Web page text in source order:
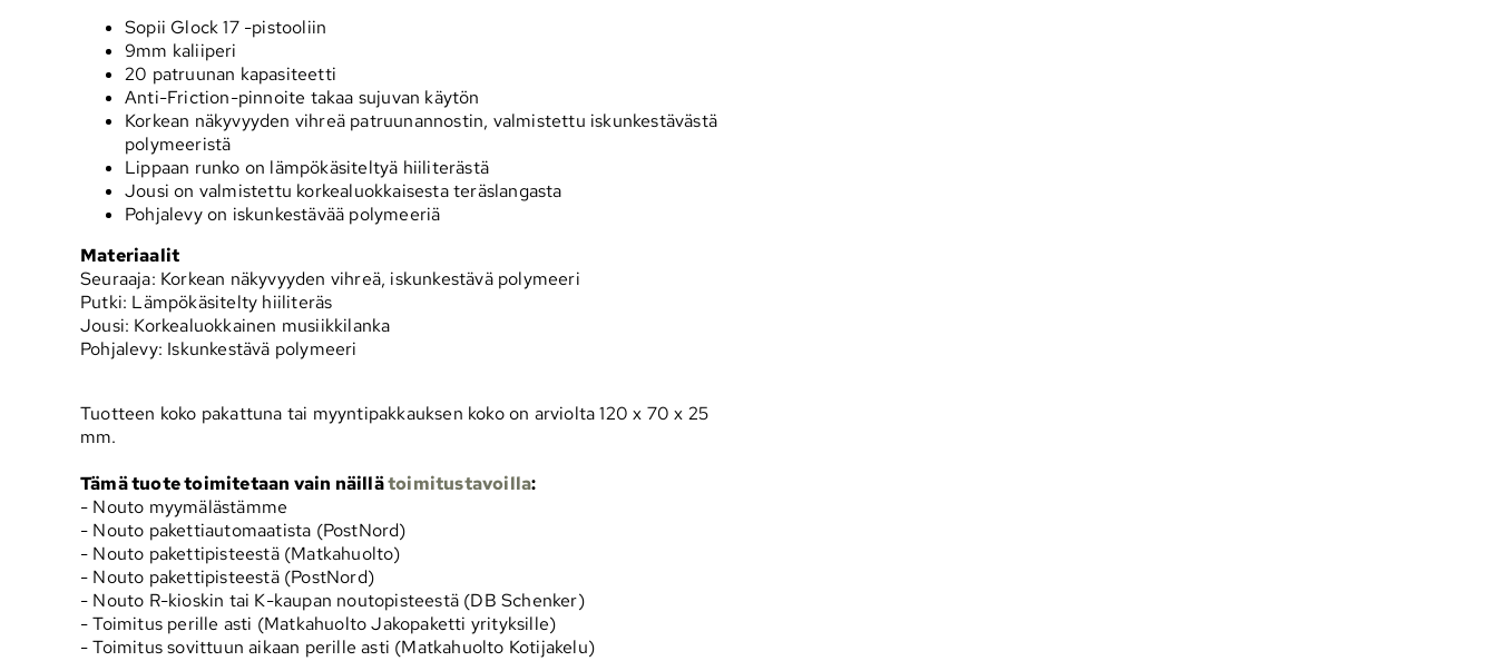
Sopii Glock 17 -pistooliin
9mm kaliiperi
20 patruunan kapasiteetti
Anti-Friction-pinnoite takaa sujuvan käytön
Korkean näkyvyyden vihreä patruunannostin, valmistettu iskunkestävästä
polymeeristä
Lippaan runko on lämpökäsiteltyä hiiliterästä
Jousi on valmistettu korkealuokkaisesta teräslangasta
Pohjalevy on iskunkestävää polymeeriä
Materiaalit
Seuraaja: Korkean näkyvyyden vihreä, iskunkestävä polymeeri
Putki: Lämpökäsitelty hiiliteräs
Jousi: Korkealuokkainen musiikkilanka
Pohjalevy: Iskunkestävä polymeeri
Tuotteen koko pakattuna tai myyntipakkauksen koko on arviolta 120 x 70 x 25
mm.
Tämä tuote toimitetaan vain näillätoimitustavoilla:
- Nouto myymälästämme
- Nouto pakettiautomaatista (PostNord)
- Nouto pakettipisteestä (Matkahuolto)
- Nouto pakettipisteestä (PostNord)
- Nouto R-kioskin tai K-kaupan noutopisteestä (DB Schenker)
- Toimitus perille asti (Matkahuolto Jakopaketti yrityksille)
- Toimitus sovittuun aikaan perille asti (Matkahuolto Kotijakelu)